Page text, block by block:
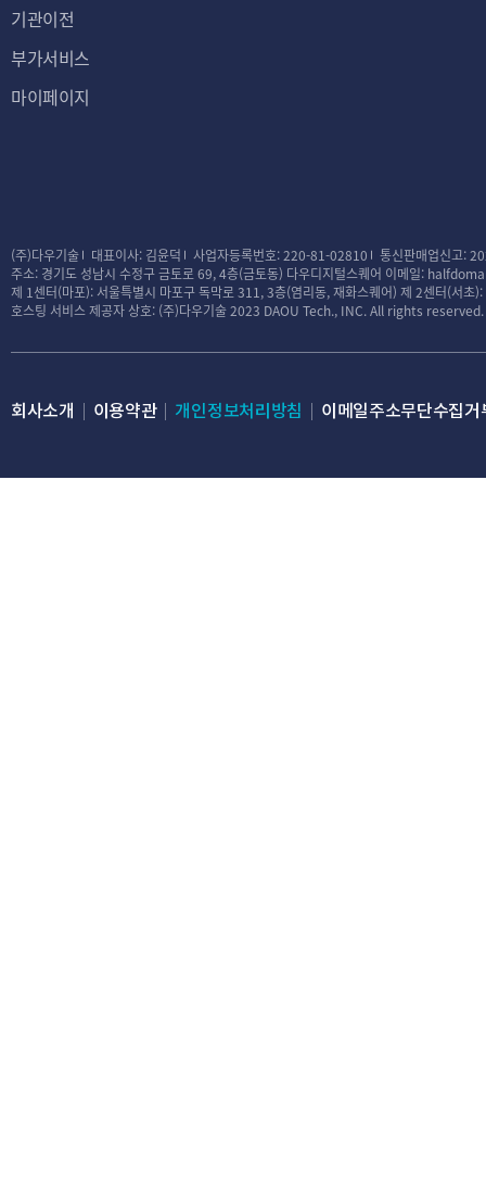
기관이전
부가서비스
마이페이지
(주)다우기술 대표이사: 김윤덕 사업자등록번호: 220-81-02810
통신판매업신고:
주소: 경기도 성남시 수정구 금토로 69, 4층(금토동) 다우디지털스퀘어 이메일:
제 1센터(마포): 서울특별시 마포구 독막로 311, 3층(염리동, 재화스퀘어) 제 2센터(서초
호스팅 서비스 제공자 상호: (주)다우기술2023 DAOU Tech., INC. All rights reserved.
회사소개 이용약관 개인정보처리방침 이메일주소무단수집거